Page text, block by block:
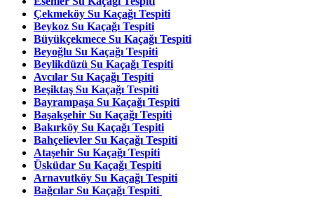
Çekmeköy Su Kaçağı Tespiti
Beykoz Su Kaçağı Tespiti
Büyükçekmece Su Kaçağı Tespiti
Beyoğlu Su Kaçağı Tespiti
Beylikdüzü Su Kaçağı Tespiti
Avcılar Su Kaçağı Tespiti
Beşiktaş Su Kaçağı Tespiti
Bayrampaşa Su Kaçağı Tespiti
Başakşehir Su Kaçağı Tespiti
Bakırköy Su Kaçağı Tespiti
Bahçelievler Su Kaçağı Tespiti
Ataşehir Su Kaçağı Tespiti
Üsküdar Su Kaçağı Tespiti
Arnavutköy Su Kaçağı Tespiti
Bağcılar Su Kaçağı Tespiti